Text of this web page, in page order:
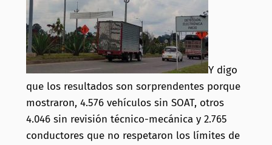
Y digo
que los resultados son sorprendentes porque
mostraron, 4.576 vehículos sin SOAT, otros
4.046 sin revisión técnico-mecánica y 2.765
conductores que no respetaron los límites de